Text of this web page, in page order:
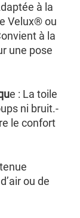
à la
Velux® ou
à la
une pose
e : La toile
ni bruit.-
le confort
ou de